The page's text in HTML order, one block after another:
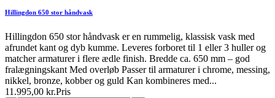
Hillingdon 650 stor håndvask
Hillingdon 650 stor håndvask er en rummelig, klassisk vask med
afrundet kant og dyb kumme. Leveres forboret til 1 eller 3 huller og
matcher armaturer i flere ædle finish. Bredde ca. 650 mm – god
fralægningskant Med overløb Passer til armaturer i chrome, messing,
nikkel, bronze, kobber og guld Kan kombineres med...
11.995,00 kr.Pris